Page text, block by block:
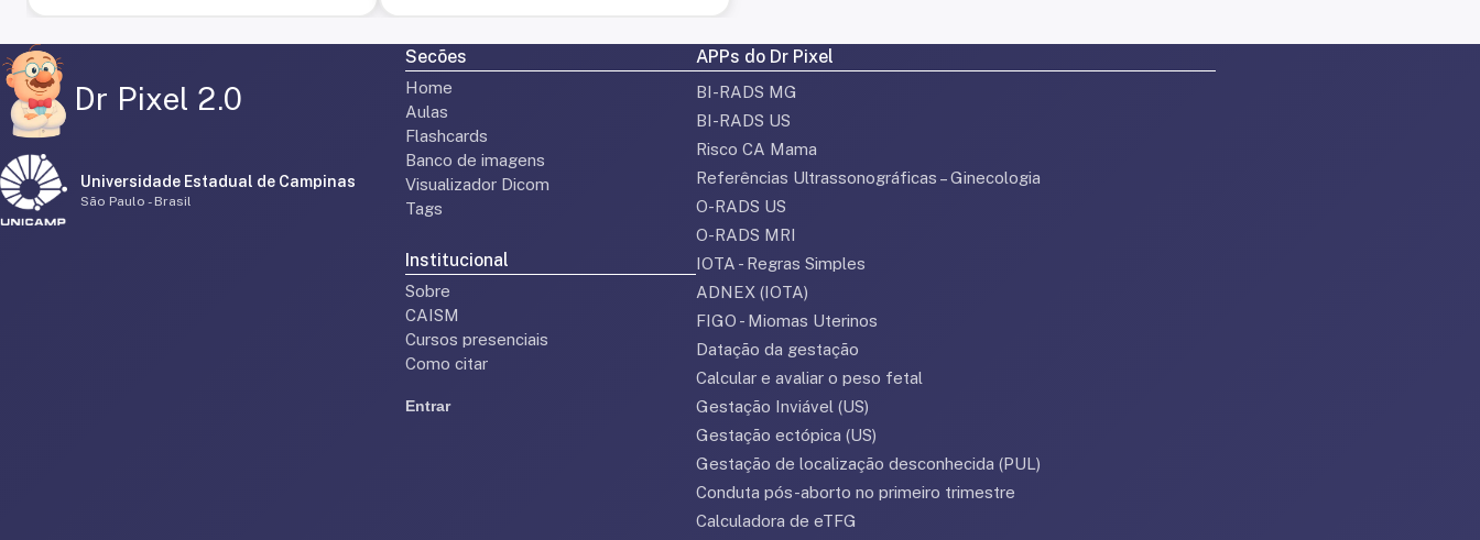
Dr Pixel 2.0
Universidade Estadual de Campinas
São Paulo - Brasil
Secões
Home
Aulas
Flashcards
Banco de imagens
Visualizador Dicom
Tags
Institucional
Sobre
CAISM
Cursos presenciais
Como citar
Entrar
APPs do Dr Pixel
BI-RADS MG
BI-RADS US
Risco CA Mama
Referências Ultrassonográficas – Ginecologia
O-RADS US
O-RADS MRI
IOTA - Regras Simples
ADNEX (IOTA)
FIGO - Miomas Uterinos
Datação da gestação
Calcular e avaliar o peso fetal
Gestação Inviável (US)
Gestação ectópica (US)
Gestação de localização desconhecida (PUL)
Conduta pós-aborto no primeiro trimestre
Calculadora de eTFG